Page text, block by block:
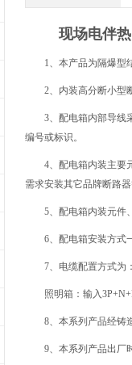
现场电伴
1、本产品为隔爆型
2、内装高分断小型
3、配电箱内部导线
编号或标识。
4、配电箱内装主要
需求安装其它品牌断路
5、配电箱内装元件
6、配电箱安装方式
7、电缆配置方式为
照明箱：输入
8、本系列产品经铸
9、本系列产品出厂